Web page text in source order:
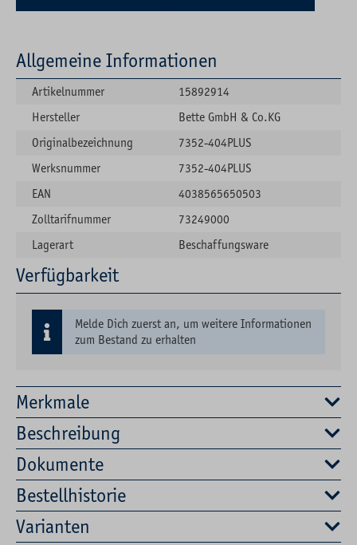
Merkmale
Beschreibung
Dokumente
Bestellhistorie
Varianten
Allgemeine Informationen
Artikelnummer
15892914
Hersteller
Bette GmbH & Co.KG
Originalbezeichnung
7352-404PLUS
Werksnummer
7352-404PLUS
EAN
4038565650503
Zolltarifnummer
73249000
Lagerart
Beschaffungsware
Verfügbarkeit
Melde Dich zuerst an, um weitere Informationen
zum Bestand zu erhalten